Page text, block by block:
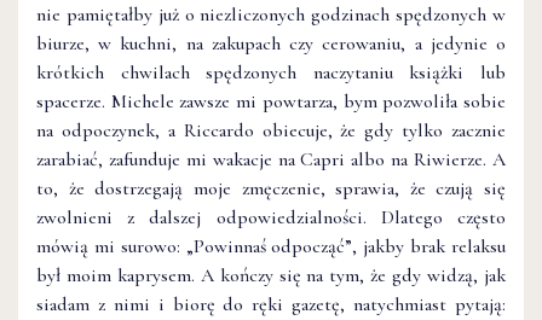
nie pamiętałby już o niezliczonych godzinach spędzonych w
biurze, w kuchni, na zakupach czy cerowaniu, a jedynie o
krótkich chwilach spędzonych naczytaniu książki lub
spacerze. Michele zawsze mi powtarza, bym pozwoliła sobie
na odpoczynek, a Riccardo obiecuje, że gdy tylko zacznie
zarabiać, zafunduje mi wakacje na Capri albo na Riwierze. A
to, że dostrzegają moje zmęczenie, sprawia, że czują się
zwolnieni z dalszej odpowiedzialności. Dlatego często
mówią mi surowo: „Powinnaś odpocząć”, jakby brak relaksu
był moim kaprysem. A kończy się na tym, że gdy widzą, jak
siadam z nimi i biorę do ręki gazetę, natychmiast pytają: